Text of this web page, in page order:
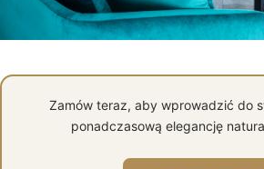
Zamów teraz, aby wprowadzić do
ponadczasową elegancję